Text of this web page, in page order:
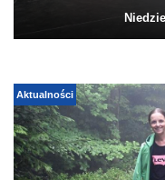
Aktualności